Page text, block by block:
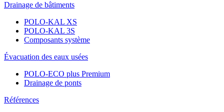
Drainage de bâtiments
POLO-KAL XS
POLO-KAL 3S
Composants système
Évacuation des eaux usées
POLO-ECO plus Premium
Drainage de ponts
Références